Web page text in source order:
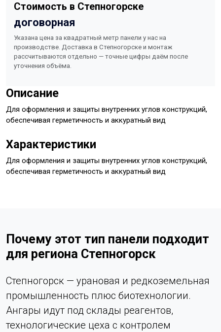
Стоимость в Степногорске
договорная
Указана цена за квадратный метр панели у нас на
производстве. Доставка в Степногорске и монтаж
рассчитываются отдельно — точные цифры даём после
уточнения объёма.
Описание
Для оформления и защиты внутренних углов конструкций,
обеспечивая герметичность и аккуратный вид
Характеристики
Для оформления и защиты внутренних углов конструкций,
обеспечивая герметичность и аккуратный вид
Почему этот тип панели подходит
для региона Степногорск
Степногорск — урановая и редкоземельная
промышленность плюс биотехнологии.
Ангары идут под склады реагентов,
технологические цеха с контролем